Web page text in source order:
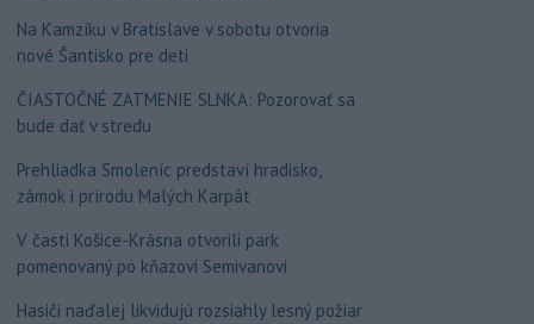
Na Kamzíku v Bratislave v sobotu otvoria
nové Šantisko pre deti
ČIASTOČNÉ ZATMENIE SLNKA: Pozorovať sa
bude dať v stredu
Prehliadka Smoleníc predstaví hradisko,
zámok i prírodu Malých Karpát
V časti Košice-Krásna otvorili park
pomenovaný po kňazovi Semivanovi
Hasiči naďalej likvidujú rozsiahly lesný požiar